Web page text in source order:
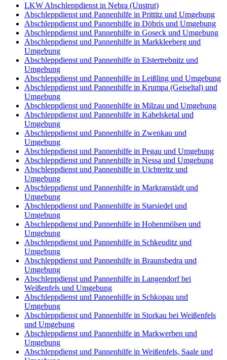
LKW Abschleppdienst in Nebra (Unstrut)
Abschleppdienst und Pannenhilfe in Prittitz und Umgebung
Abschleppdienst und Pannenhilfe in Döbris und Umgebung
Abschleppdienst und Pannenhilfe in Goseck und Umgebung
Abschleppdienst und Pannenhilfe in Markkleeberg und
Umgebung
Abschleppdienst und Pannenhilfe in Elstertrebnitz und
Umgebung
Abschleppdienst und Pannenhilfe in Leißling und Umgebung
Abschleppdienst und Pannenhilfe in Krumpa (Geiseltal) und
Umgebung
Abschleppdienst und Pannenhilfe in Milzau und Umgebung
Abschleppdienst und Pannenhilfe in Kabelsketal und
Umgebung
Abschleppdienst und Pannenhilfe in Zwenkau und
Umgebung
Abschleppdienst und Pannenhilfe in Pegau und Umgebung
Abschleppdienst und Pannenhilfe in Nessa und Umgebung
Abschleppdienst und Pannenhilfe in Uichteritz und
Umgebung
Abschleppdienst und Pannenhilfe in Markranstädt und
Umgebung
Abschleppdienst und Pannenhilfe in Starsiedel und
Umgebung
Abschleppdienst und Pannenhilfe in Hohenmölsen und
Umgebung
Abschleppdienst und Pannenhilfe in Schkeuditz und
Umgebung
Abschleppdienst und Pannenhilfe in Braunsbedra und
Umgebung
Abschleppdienst und Pannenhilfe in Langendorf bei
Weißenfels und Umgebung
Abschleppdienst und Pannenhilfe in Schkopau und
Umgebung
Abschleppdienst und Pannenhilfe in Storkau bei Weißenfels
und Umgebung
Abschleppdienst und Pannenhilfe in Markwerben und
Umgebung
Abschleppdienst und Pannenhilfe in Weißenfels, Saale und